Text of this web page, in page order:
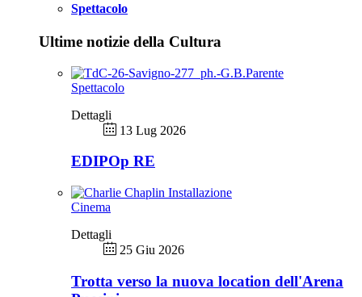
Spettacolo
Ultime notizie della Cultura
Spettacolo
Dettagli
13 Lug 2026
EDIPOp RE
Cinema
Dettagli
25 Giu 2026
Trotta verso la nuova location dell'Arena